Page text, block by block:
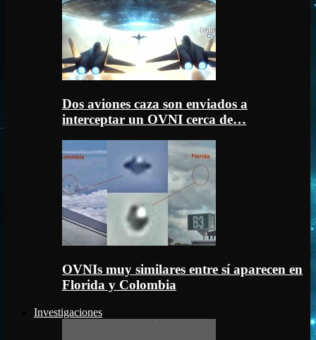
Dos aviones caza son enviados a
interceptar un OVNI cerca de…
OVNIs muy similares entre sí aparecen en
Florida y Colombia
Investigaciones